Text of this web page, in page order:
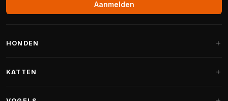
Aanmelden
HONDEN
KATTEN